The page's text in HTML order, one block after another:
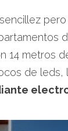
14 metros
de leds,